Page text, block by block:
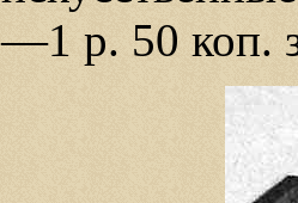
—1 р. 50 коп.